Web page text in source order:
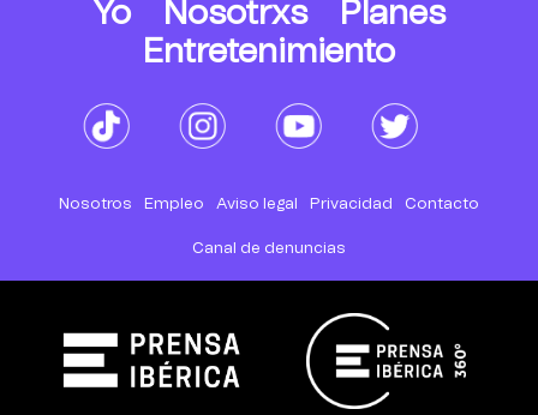
Yo Nosotrxs
Planes
Entretenimiento
Nosotros Empleo Aviso legal Privacidad Contacto
Canal de denuncias